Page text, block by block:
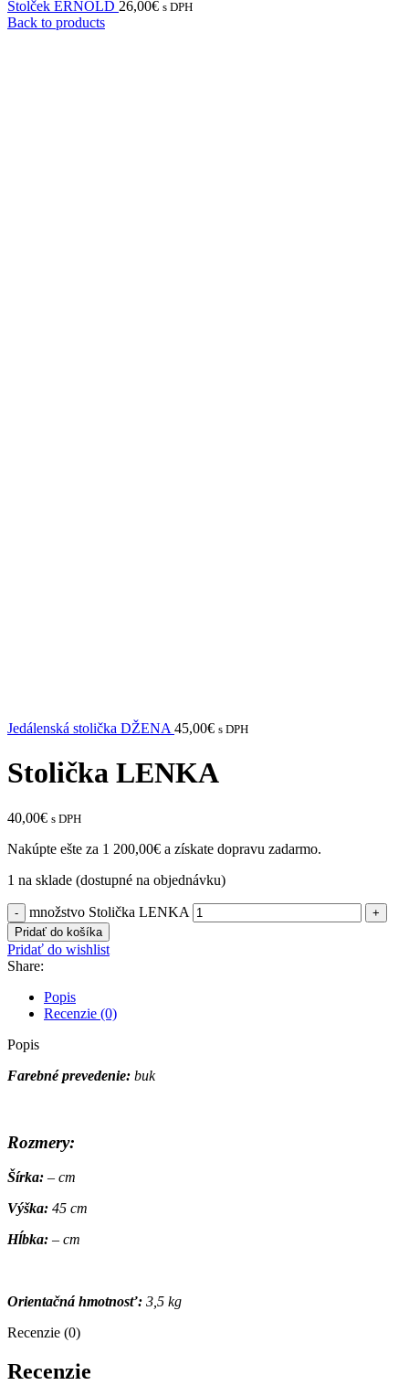
Stolček ERNOLD 26,00€ s DPH
Back to products
Jedálenská stolička DŽENA 45,00€ s DPH
Stolička LENKA
40,00€ s DPH
Nakúpte ešte za 1 200,00€ a získate dopravu zadarmo.
1 na sklade (dostupné na objednávku)
množstvo Stolička LENKA
Pridať do košíka
Pridať do wishlist
Share:
Popis
Recenzie (0)
Popis
Farebné prevedenie: buk
Rozmery:
Šírka: – cm
Výška: 45 cm
Hĺbka: – cm
Orientačná hmotnosť: 3,5 kg
Recenzie (0)
Recenzie